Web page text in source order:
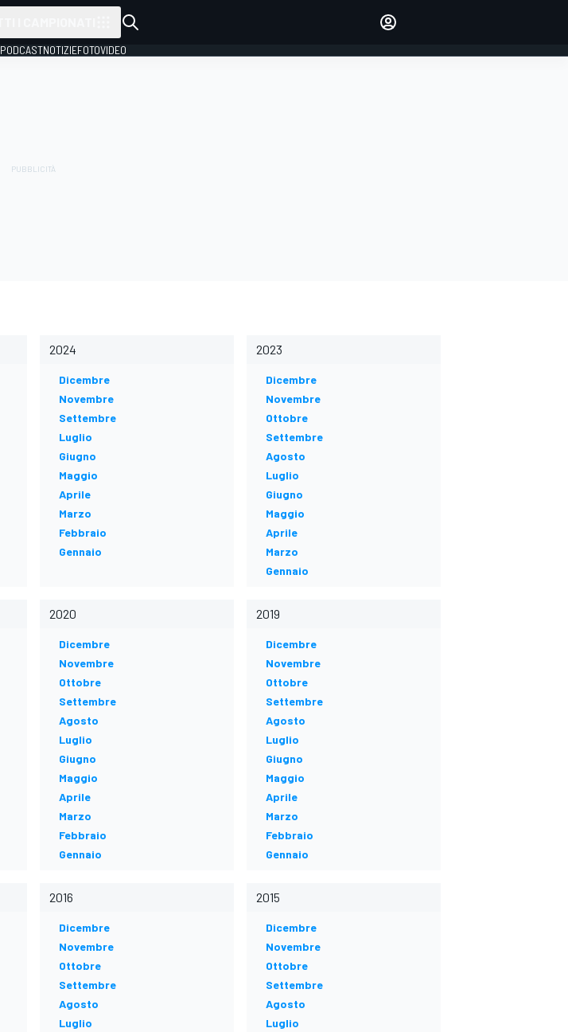
ACCEDI
PODCASTNOTIZIEFOTOVIDEO
2024
Dicembre
Novembre
Settembre
Luglio
Giugno
Maggio
Aprile
Marzo
Febbraio
Gennaio
2023
Dicembre
Novembre
Ottobre
Settembre
Agosto
Luglio
Giugno
Maggio
Aprile
Marzo
Gennaio
2020
Dicembre
Novembre
Ottobre
Settembre
Agosto
Luglio
Giugno
Maggio
Aprile
Marzo
Febbraio
Gennaio
2019
Dicembre
Novembre
Ottobre
Settembre
Agosto
Luglio
Giugno
Maggio
Aprile
Marzo
Febbraio
Gennaio
2016
Dicembre
Novembre
Ottobre
Settembre
Agosto
Luglio
2015
Dicembre
Novembre
Ottobre
Settembre
Agosto
Luglio